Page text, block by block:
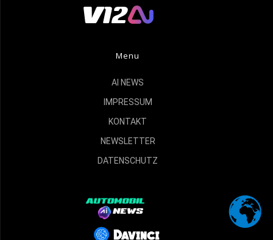
Menu
AI NEWS
IMPRESSUM
KONTAKT
NEWSLETTER
DATENSCHUTZ